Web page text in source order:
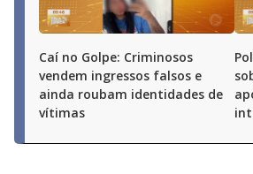
Caí no Golpe: Criminosos
vendem ingressos falsos e
ainda roubam identidades de
vítimas